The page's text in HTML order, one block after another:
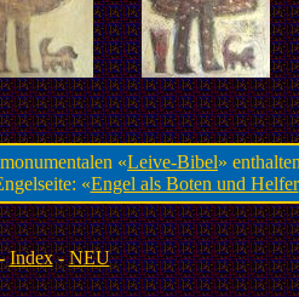
«Leive-Bibel»
«Engel als Boten und Helfer
Index-NEU